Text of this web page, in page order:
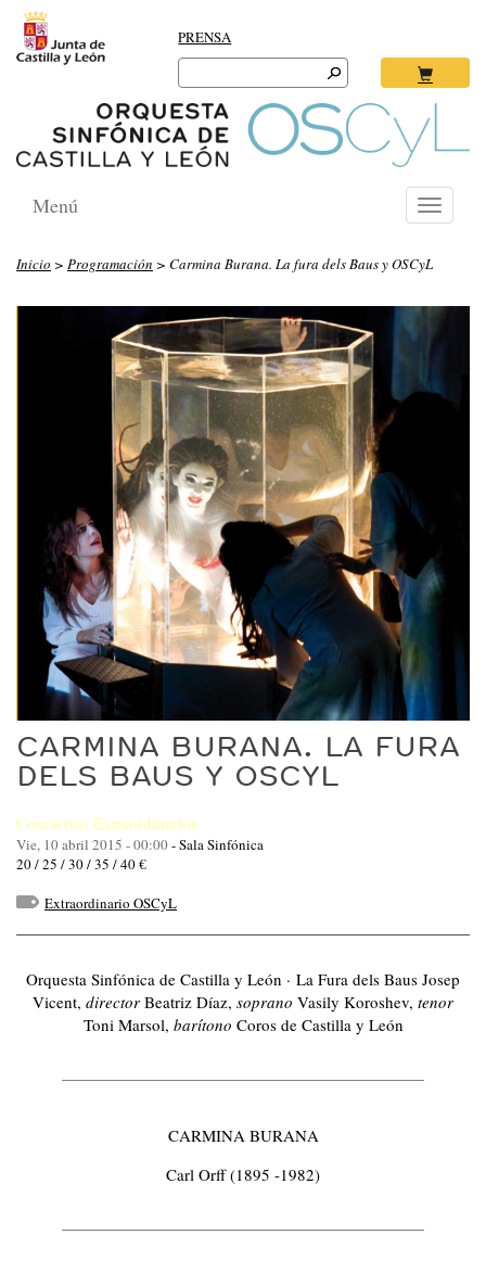
PRENSA
Search
for:
Toggle
Menú
Inicio > Programación > Carmina Burana. La fura dels Baus y OSCyL
CARMINA BURANA. LA FURA
DELS BAUS Y OSCYL
Conciertos Extraordinarios
Vie, 10 abril 2015 - 00:00-Sala Sinfónica
20 / 25 / 30 / 35 / 40 €
Extraordinario OSCyL
Orquesta Sinfónica de Castilla y León · La Fura dels Baus Josep
Vicent, director Beatriz Díaz, soprano Vasily Koroshev, tenor
Toni Marsol, barítono Coros de Castilla y León
CARMINA BURANA
Carl Orff (1895 -1982)